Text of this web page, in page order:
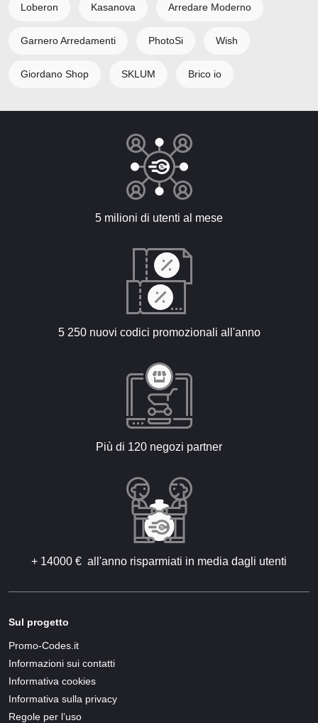
Loberon Kasanova Arredare Moderno
Garnero Arredamenti PhotoSi Wish
Giordano Shop SKLUM Brico io
5 milioni di utenti al mese
5 250 nuovi codici promozionali all'anno
Più di 120 negozi partner
+ 14000 € all'anno risparmiati in media dagli utenti
Sul progetto
Promo-Codes.it
Informazioni sui contatti
Informativa cookies
Informativa sulla privacy
Regole per l’uso